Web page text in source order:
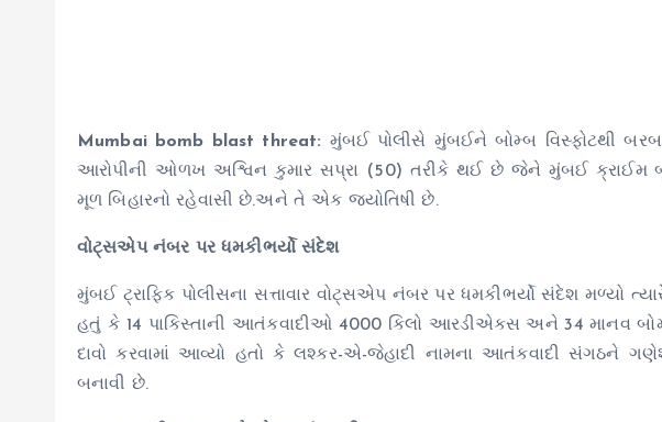
Mumbai bomb blast threat: મુંબઈ પોલીસે મુંબઈને બોમ્બ વિસ્ફોટથી
આરોપીની ઓળખ અશ્વિન કુમાર સપ્રા (50) તરીકે થઈ છે જેને મુંબઈ ક્રાઈમ
મૂળ બિહારનો રહેવાસી છે.અને તે એક જયોતિષી છે.
વોટ્સએપ નંબર પર ધમકીભર્યો સંદેશ
મુંબઈ ટ્રાફિક પોલીસના સત્તાવાર વોટ્સએપ નંબર પર ધમકીભર્યો સંદેશ મળ્યો
હતું કે 14 પાકિસ્તાની આતંકવાદીઓ 4000 કિલો આરડીએક્સ અને 34 માનવ
દાવો કરવામાં આવ્યો હતો કે લશ્કર-એ-જેહાદી નામના આતંકવાદી સંગઠને
બનાવી છે.